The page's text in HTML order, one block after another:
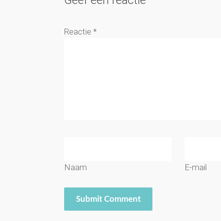
Reactie*
Naam E-mail